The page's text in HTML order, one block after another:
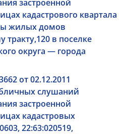
застроенной
кадастрового квартала
жилых домов
тракту,120 в поселке
округа — города
от 02.12.2011
слушаний
застроенной
кадастровых
22:63:020519,